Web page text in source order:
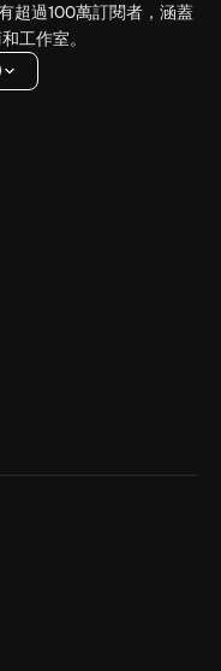
超過100萬訂閱者，涵蓋
工作室。